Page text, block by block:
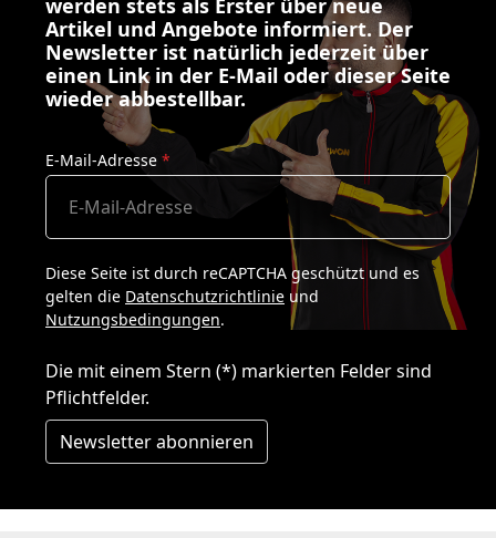
werden stets als Erster über neue
Artikel und Angebote informiert. Der
Newsletter ist natürlich jederzeit über
einen Link in der E-Mail oder dieser Seite
wieder abbestellbar.
E-Mail-Adresse *
Diese Seite ist durch reCAPTCHA geschützt und es
gelten die Datenschutzrichtlinie und
Nutzungsbedingungen.
Die mit einem Stern (*) markierten Felder sind
Pflichtfelder.
Newsletter abonnieren